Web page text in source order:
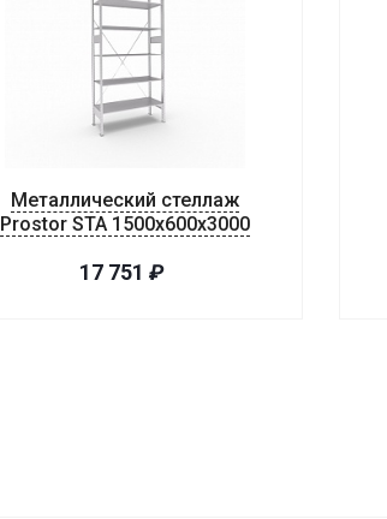
Металлический стеллаж
Prostor STA 1500х600х3000
17 751₽